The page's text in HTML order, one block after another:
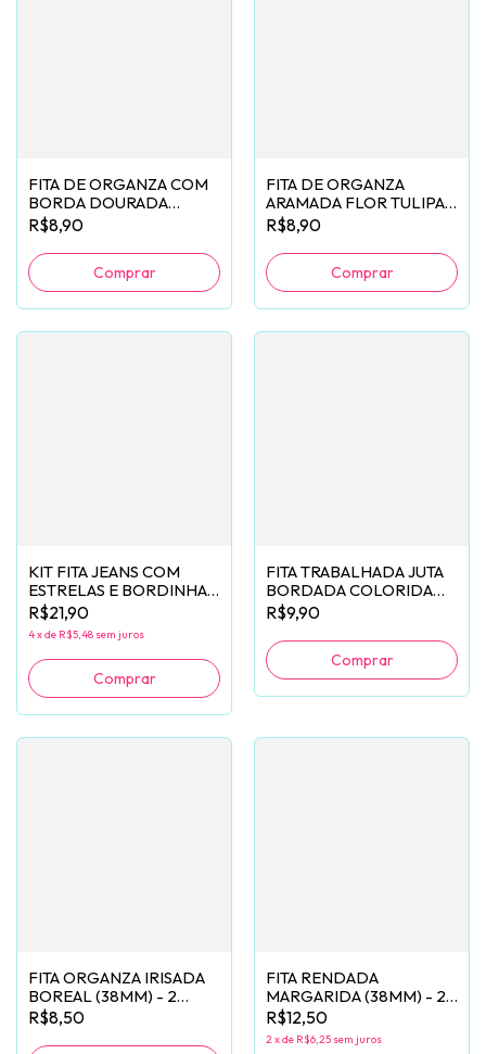
FITA DE ORGANZA COM
BORDA DOURADA
(38MM) - 2 METROS
R$8,90
Comprar
FITA DE ORGANZA
ARAMADA FLOR TULIPA
(38MM) - 2 METROS
R$8,90
Comprar
KIT FITA JEANS COM
ESTRELAS E BORDINHA -
2 METROS DE CADA
R$21,90
4xde R$5,48 sem juros
FITA TRABALHADA JUTA
BORDADA COLORIDA
(38MM) - 2 METROS
R$9,90
Comprar
FITA ORGANZA IRISADA
BOREAL (38MM) - 2
METROS
R$8,50
FITA RENDADA
MARGARIDA (38MM) - 2
METROS
R$12,50
2 xde R$6,25 sem juros